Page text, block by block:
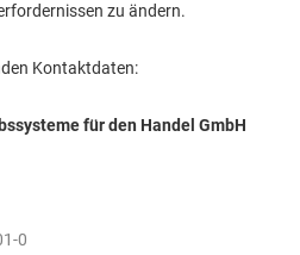
zu ändern.
Kontaktdaten:
für den Handel GmbH
0